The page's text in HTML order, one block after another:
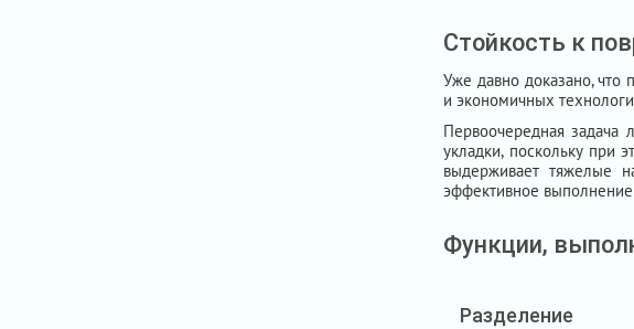
Стойкость к
Уже давно доказано, что
и экономичных
Первоочередная задача
укладки, поскольку при
выдерживает тяжелые
эффективное выполнение
Функции,
Разделение